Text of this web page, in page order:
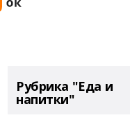
Рубрика "Еда и
напитки"